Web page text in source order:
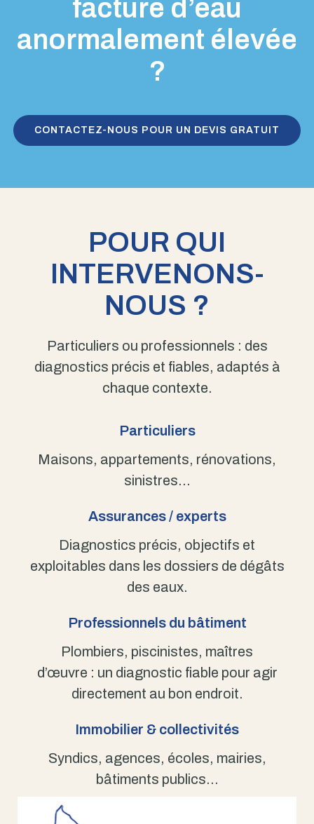
facture d’eau
anormalement élevée
?
CONTACTEZ-NOUS POUR UN DEVIS GRATUIT
POUR QUI
INTERVENONS-
NOUS ?
Particuliers ou professionnels : des
diagnostics précis et fiables, adaptés à
chaque contexte.
Particuliers
Maisons, appartements, rénovations,
sinistres…
Assurances / experts
Diagnostics précis, objectifs et
exploitables dans les dossiers de dégâts
des eaux.
Professionnels du bâtiment
Plombiers, piscinistes, maîtres
d’œuvre : un diagnostic fiable pour agir
directement au bon endroit.
Immobilier & collectivités
Syndics, agences, écoles, mairies,
bâtiments publics…